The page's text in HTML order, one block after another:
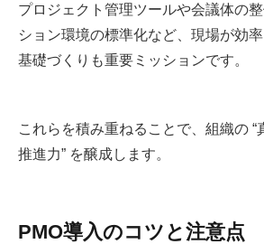
プロジェクト管理ツールや会議体の
ション環境の標準化など、現場が効
基礎づくりも重要ミッションです。
これらを積み重ねることで、組織の “
推進力” を醸成します。
PMO導入のコツと注意点